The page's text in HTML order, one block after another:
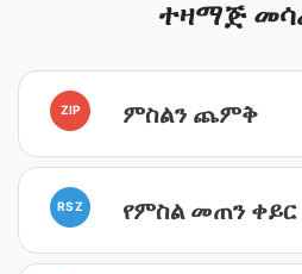
ተዛማጅ
ZIP ምስልን ጨምቅ
RSZ የምስል መጠን ቀይር